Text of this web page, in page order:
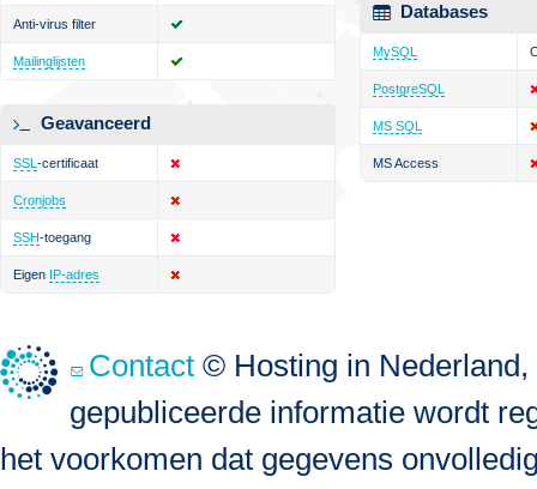
Anti-virus filter
Mailinglijsten
Geavanceerd
SSL -certificaat
Cronjobs
SSH-toegang
Eigen IP-adres
Databases
MySQL
PostgreSQL
MS SQL
MS Access
Contact © Hosting in
gepubliceerde informatie wordt
het voorkomen dat gegevens